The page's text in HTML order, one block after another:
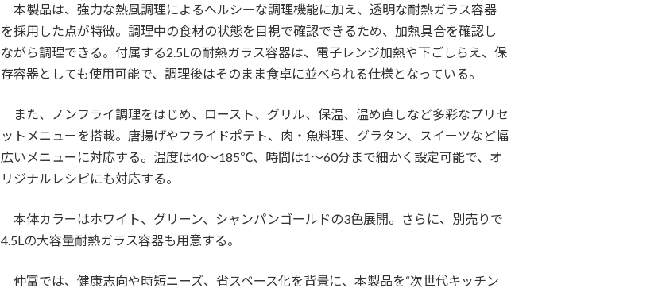
本製品は、強力な熱風調理によるヘルシーな調理機能に加え、透明な耐熱ガラス容器
を採用した点が特徴。調理中の食材の状態を目視で確認できるため、加熱具合を確認し
ながら調理できる。付属する2.5Lの耐熱ガラス容器は、電子レンジ加熱や下ごしらえ、保
存容器としても使用可能で、調理後はそのまま食卓に並べられる仕様となっている。
また、ノンフライ調理をはじめ、ロースト、グリル、保温、温め直しなど多彩なプリセ
ットメニューを搭載。唐揚げやフライドポテト、肉・魚料理、グラタン、スイーツなど幅
広いメニューに対応する。温度は40〜185℃、時間は1〜60分まで細かく設定可能で、オ
リジナルレシピにも対応する。
本体カラーはホワイト、グリーン、シャンパンゴールドの3色展開。さらに、別売りで
4.5Lの大容量耐熱ガラス容器も用意する。
仲富では、健康志向や時短ニーズ、省スペース化を背景に、本製品を“次世代キッチン